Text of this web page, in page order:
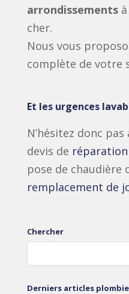
arrondissementsà
cher.
Nous vous
complète de votre
Et les urgences
N’hésitez donc
devis de réparation
pose de chaudière
remplacement de
Chercher
Derniers articles